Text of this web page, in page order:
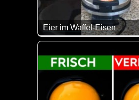
Eier im Waffel-Eisen
Solltest du mal was